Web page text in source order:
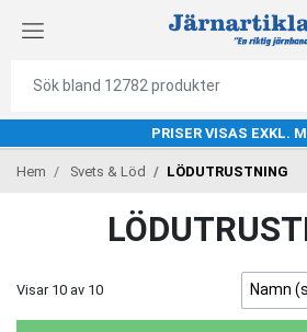
PRISER VISAS EXKL.
Hem Svets & Löd LÖDUTRUSTNING
Visar 10 av 10 Namn